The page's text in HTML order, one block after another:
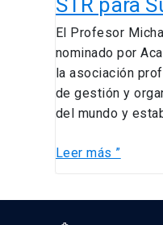
STR para
El Profesor
nominado por
la asociación
de gestión y
del mundo y
Leer más ”